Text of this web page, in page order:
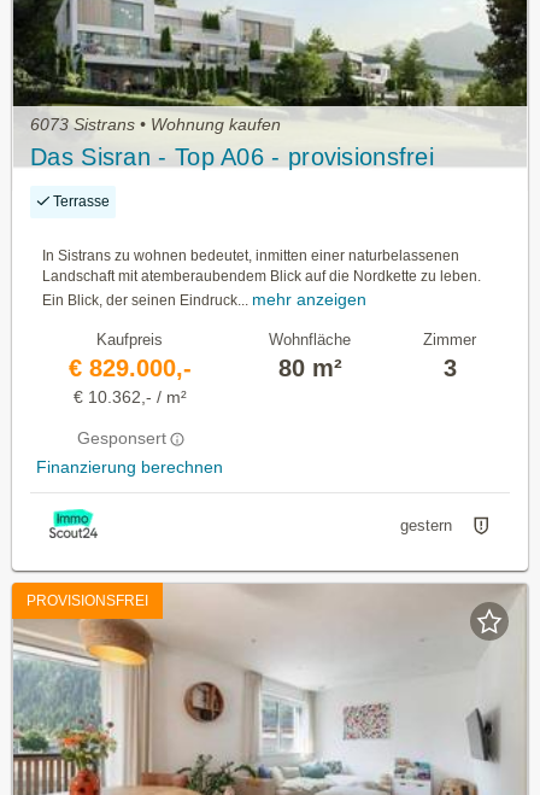
6073 Sistrans • Wohnung kaufen
Das Sisran - Top A06 - provisionsfrei
Terrasse
In Sistrans zu wohnen bedeutet, inmitten einer naturbelassenen
Landschaft mit atemberaubendem Blick auf die Nordkette zu leben.
Ein Blick, der seinen Eindruck... mehr anzeigen
Kaufpreis
€ 829.000,-
€ 10.362,- / m²
Gesponsert
Finanzierung berechnen
Wohnfläche
80 m²
Zimmer
3
gestern
PROVISIONSFREI